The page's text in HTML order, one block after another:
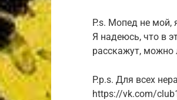
P.s. Мопед не мой,
Я надеюсь, что в
расскажут, можно
P.p.s. Для всех
https://vk.com/